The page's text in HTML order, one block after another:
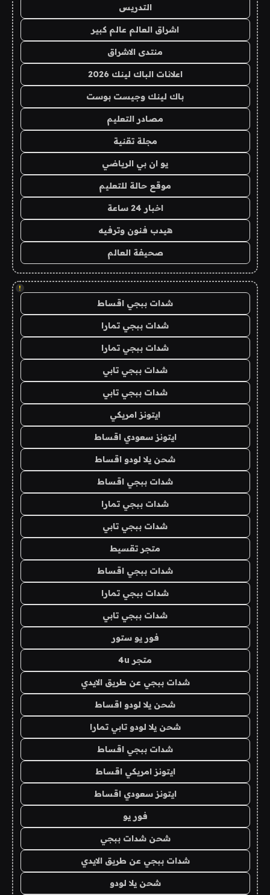
التدريس
اشراق العالم عالم كبير
منتدى الاشراق
اعلانات الباك لينك 2026
باك لينك وجيست بوست
مصادر التعليم
مجلة تقنية
يو ان بي الرياضي
موقع حالة للتعليم
اخبار 24 ساعة
هيدب فنون وترفيه
صحيفة العالم
!
شدات ببجي اقساط
شدات ببجي تمارا
شدات ببجي تمارا
شدات ببجي تابي
شدات ببجي تابي
ايتونز امريكي
ايتونز سعودي اقساط
شحن يلا لودو اقساط
شدات ببجي اقساط
شدات ببجي تمارا
شدات ببجي تابي
متجر تقسيط
شدات ببجي اقساط
شدات ببجي تمارا
شدات ببجي تابي
فور يو ستور
متجر 4u
شدات ببجي عن طريق الايدي
شحن يلا لودو اقساط
شحن يلا لودو تابي تمارا
شدات ببجي اقساط
ايتونز امريكي اقساط
ايتونز سعودي اقساط
فور يو
شحن شدات ببجي
شدات ببجي عن طريق الايدي
شحن يلا لودو